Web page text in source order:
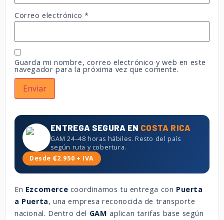
Correo electrónico*
Guarda mi nombre, correo electrónico y web en este
navegador para la próxima vez que comente.
ENTREGA SEGURA EN COSTA RICA
GAM 24–48 horas hábiles. Resto del país
según ruta y cobertura.
Desde ₡2.950 + IVA
En Ezcomerce coordinamos tu entrega con Puerta
a Puerta, una empresa reconocida de transporte
nacional. Dentro del GAM aplican tarifas base según